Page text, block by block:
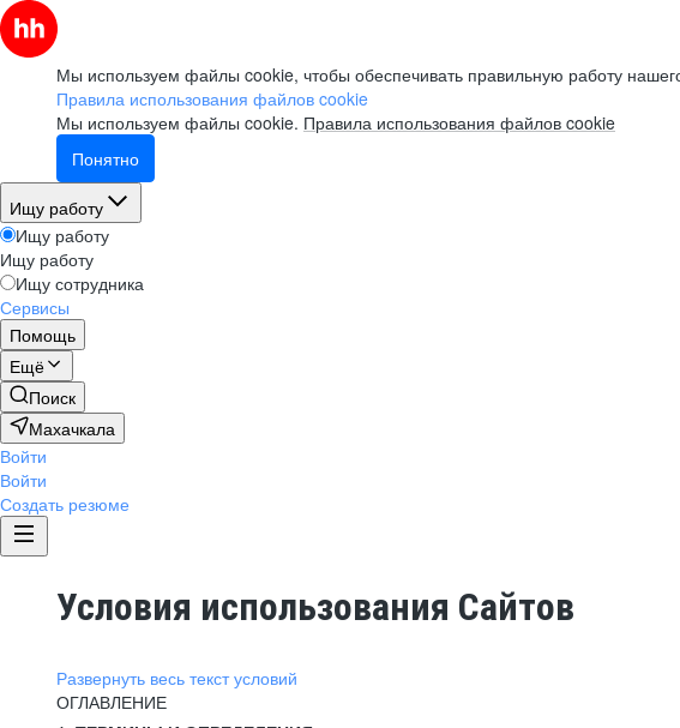
Мы используем файлы cookie, чтобы обеспечивать правильную работу
Правила использования файлов cookie
Мы используем файлы cookie. Правила использования файлов cookie
Понятно
Ищу работу
Ищу работу
Ищу работу
Ищу сотрудника
Сервисы
Помощь
Ещё
Поиск
Махачкала
Войти
Войти
Создать резюме
Условия использования Сайтов
Развернуть весь текст условий
ОГЛАВЛЕНИЕ